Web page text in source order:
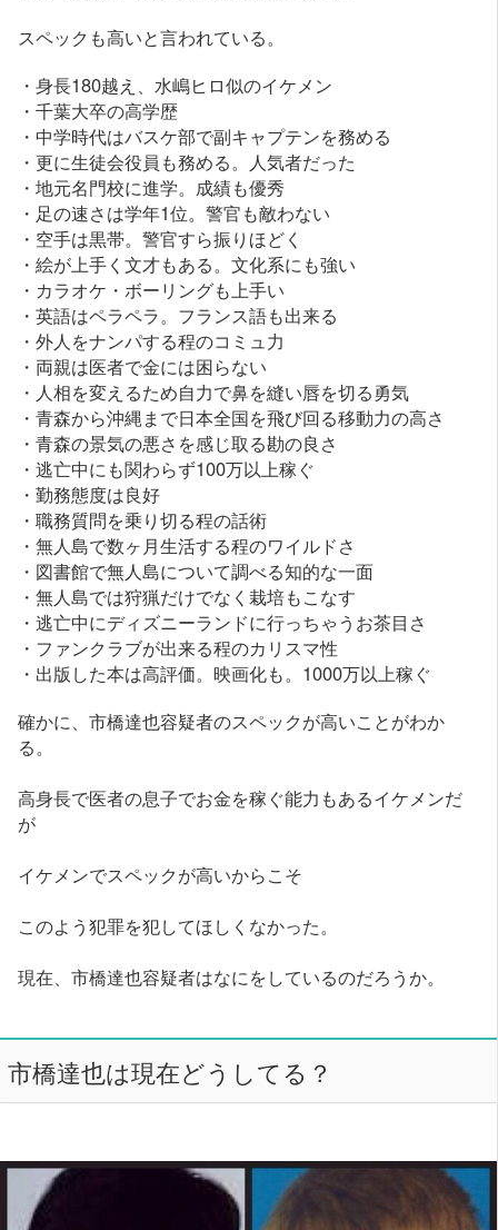
スペックも高いと言われている。
・身長180越え、水嶋ヒロ似のイケメン
・千葉大卒の高学歴
・中学時代はバスケ部で副キャプテンを務める
・更に生徒会役員も務める。人気者だった
・地元名門校に進学。成績も優秀
・足の速さは学年1位。警官も敵わない
・空手は黒帯。警官すら振りほどく
・絵が上手く文才もある。文化系にも強い
・カラオケ・ボーリングも上手い
・英語はペラペラ。フランス語も出来る
・外人をナンパする程のコミュ力
・両親は医者で金には困らない
・人相を変えるため自力で鼻を縫い唇を切る勇気
・青森から沖縄まで日本全国を飛び回る移動力の高さ
・青森の景気の悪さを感じ取る勘の良さ
・逃亡中にも関わらず100万以上稼ぐ
・勤務態度は良好
・職務質問を乗り切る程の話術
・無人島で数ヶ月生活する程のワイルドさ
・図書館で無人島について調べる知的な一面
・無人島では狩猟だけでなく栽培もこなす
・逃亡中にディズニーランドに行っちゃうお茶目さ
・ファンクラブが出来る程のカリスマ性
・出版した本は高評価。映画化も。1000万以上稼ぐ
確かに、市橋達也容疑者のスペックが高いことがわか
る。
高身長で医者の息子でお金を稼ぐ能力もあるイケメンだ
が
イケメンでスペックが高いからこそ
このよう犯罪を犯してほしくなかった。
現在、市橋達也容疑者はなにをしているのだろうか。
市橋達也は現在どうしてる？